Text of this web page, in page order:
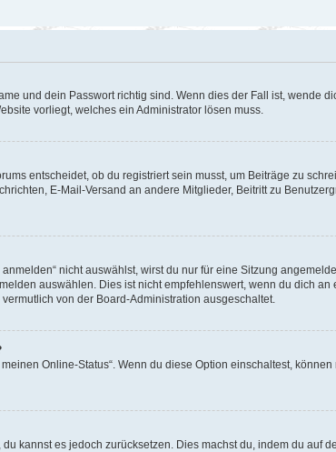
und dein Passwort richtig sind. Wenn dies der Fall ist, wende
vorliegt, welches ein Administrator lösen muss.
entscheidet, ob du registriert sein musst, um Beiträge zu
E-Mail-Versand an andere Mitglieder, Beitritt zu
nicht auswählst, wirst du nur für eine Sitzung
auswählen. Dies ist nicht empfehlenswert, wenn du dich
von der Board-Administration ausgeschaltet.
Online-Status“. Wenn du diese Option einschaltest,
kannst es jedoch zurücksetzen. Dies machst du, indem du auf